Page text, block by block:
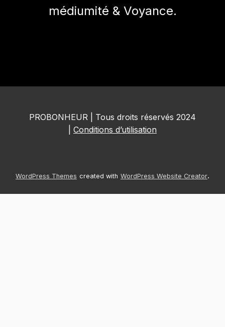
médiumité & Voyance.
PROBONHEUR | Tous droits réservés 2024
Conditions d’utilisation
WordPress Themes created with WordPress Website Creator.